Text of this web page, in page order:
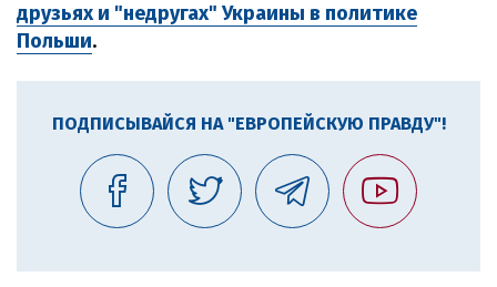
друзьях и "недругах" Украины в политике
Польши.
ПОДПИСЫВАЙСЯ НА "ЕВРОПЕЙСКУЮ ПРАВДУ"!